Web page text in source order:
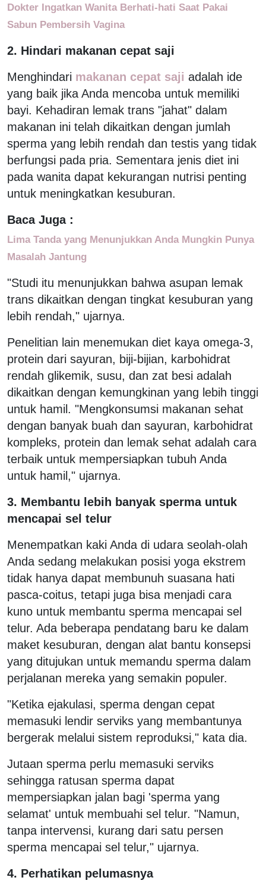
Dokter Ingatkan Wanita Berhati-hati Saat Pakai
Sabun Pembersih Vagina
2. Hindari makanan cepat saji
Menghindari makanan cepat saji adalah ide
yang baik jika Anda mencoba untuk memiliki
bayi. Kehadiran lemak trans "jahat" dalam
makanan ini telah dikaitkan dengan jumlah
sperma yang lebih rendah dan testis yang tidak
berfungsi pada pria. Sementara jenis diet ini
pada wanita dapat kekurangan nutrisi penting
untuk meningkatkan kesuburan.
Baca Juga :
Lima Tanda yang Menunjukkan Anda Mungkin Punya
Masalah Jantung
"Studi itu menunjukkan bahwa asupan lemak
trans dikaitkan dengan tingkat kesuburan yang
lebih rendah," ujarnya.
Penelitian lain menemukan diet kaya omega-3,
protein dari sayuran, biji-bijian, karbohidrat
rendah glikemik, susu, dan zat besi adalah
dikaitkan dengan kemungkinan yang lebih tinggi
untuk hamil. "Mengkonsumsi makanan sehat
dengan banyak buah dan sayuran, karbohidrat
kompleks, protein dan lemak sehat adalah cara
terbaik untuk mempersiapkan tubuh Anda
untuk hamil," ujarnya.
3. Membantu lebih banyak sperma untuk
mencapai sel telur
Menempatkan kaki Anda di udara seolah-olah
Anda sedang melakukan posisi yoga ekstrem
tidak hanya dapat membunuh suasana hati
pasca-coitus, tetapi juga bisa menjadi cara
kuno untuk membantu sperma mencapai sel
telur. Ada beberapa pendatang baru ke dalam
maket kesuburan, dengan alat bantu konsepsi
yang ditujukan untuk memandu sperma dalam
perjalanan mereka yang semakin populer.
"Ketika ejakulasi, sperma dengan cepat
memasuki lendir serviks yang membantunya
bergerak melalui sistem reproduksi," kata dia.
Jutaan sperma perlu memasuki serviks
sehingga ratusan sperma dapat
mempersiapkan jalan bagi 'sperma yang
selamat' untuk membuahi sel telur. "Namun,
tanpa intervensi, kurang dari satu persen
sperma mencapai sel telur," ujarnya.
4. Perhatikan pelumasnya